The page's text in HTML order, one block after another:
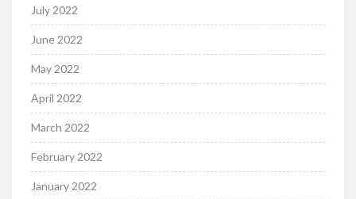
July 2022
June 2022
May 2022
April 2022
March 2022
February 2022
January 2022